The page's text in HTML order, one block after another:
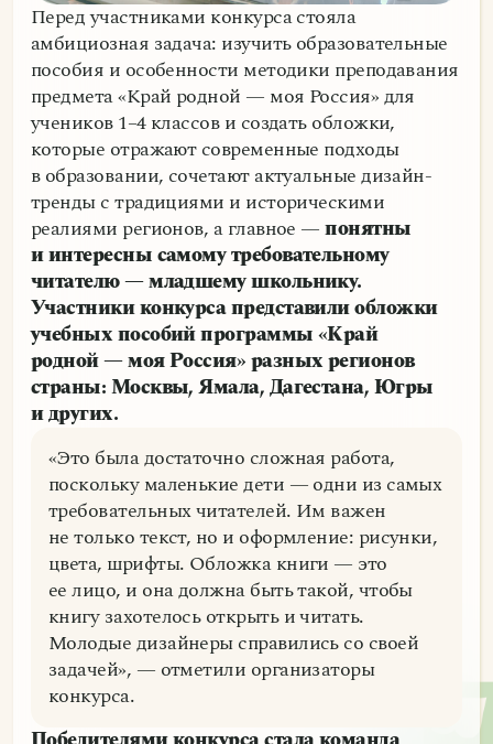
Перед участниками конкурса стояла
амбициозная задача: изучить образовательные
пособия и особенности методики преподавания
предмета «Край родной — моя Россия» для
учеников 1–4 классов и создать обложки,
которые отражают современные подходы
в образовании, сочетают актуальные дизайн-
тренды с традициями и историческими
реалиями регионов, а главное —понятны
и интересны самому требовательному
читателю — младшему школьнику.
Участники конкурса представили обложки
учебных пособий программы «Край
родной — моя Россия» разных регионов
страны: Москвы, Ямала, Дагестана, Югры
и других.
«Это была достаточно сложная работа,
поскольку маленькие дети — одни из самых
требовательных читателей. Им важен
не только текст, но и оформление: рисунки,
цвета, шрифты. Обложка книги — это
ее лицо, и она должна быть такой, чтобы
книгу захотелось открыть и читать.
Молодые дизайнеры справились со своей
задачей», — отметили организаторы
конкурса.